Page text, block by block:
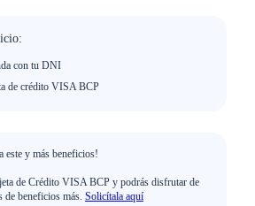
con tu DNI
de crédito VISA BCP
este y más beneficios!
de Crédito VISA BCP y podrás disfrutar de
de beneficios más. Solicítala aquí